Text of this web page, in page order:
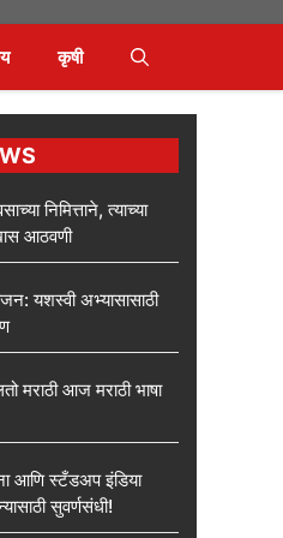
कृषी
निमित्ताने, त्याच्या
आठवणी
यशस्वी अभ्यासासाठी
मराठी आज मराठी भाषा
आणि स्टँडअप इंडिया
सुवर्णसंधी!